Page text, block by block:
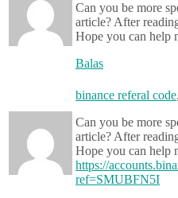
Can you be more
article? After
Hope you can help
Balas
binance referal code,
Can you be more
article? After
Hope you can help
https://
ref=SMUBFN5I